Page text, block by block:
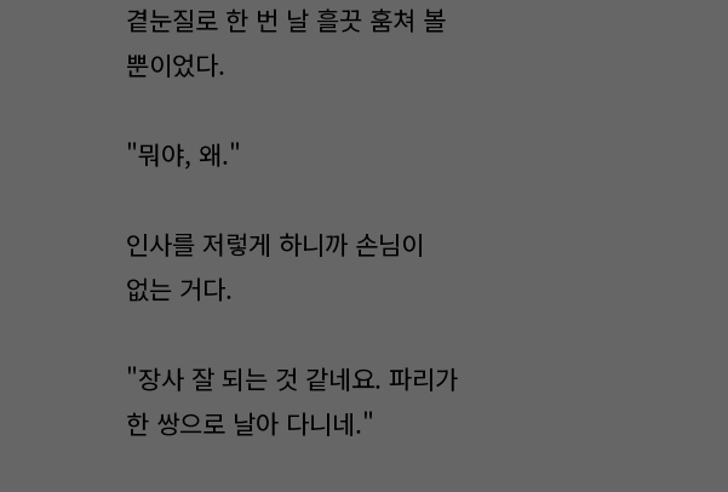
곁눈질로 한 번 날 흘끗 훔쳐 볼
뿐이었다.
"뭐야, 왜."
인사를 저렇게 하니까 손님이
없는 거다.
"장사 잘 되는 것 같네요. 파리가
한 쌍으로 날아 다니네."